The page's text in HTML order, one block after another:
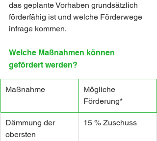
das geplante Vorhaben grundsätzlich
förderfähig ist und welche Förderwege
infrage kommen.
Welche Maßnahmen können
gefördert werden?
Maßnahme
Mögliche
Förderung*
Dämmung der
obersten
15 % Zuschuss